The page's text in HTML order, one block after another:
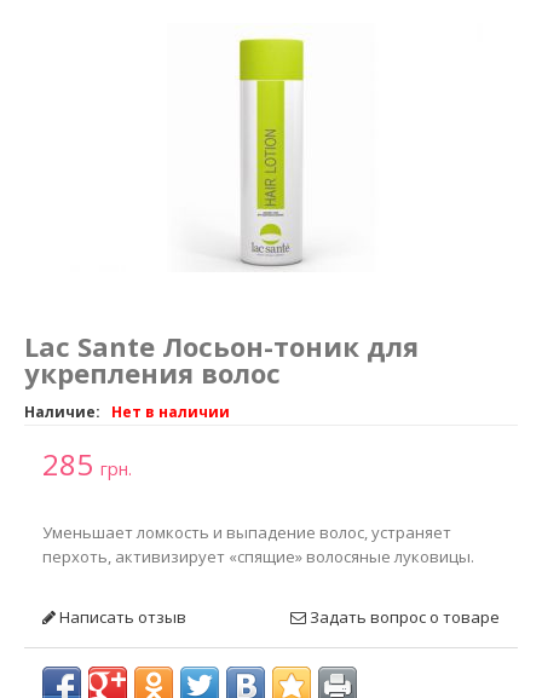
Lac Sante Лосьон-тоник для
укрепления волос
Наличие: Нет в наличии
285 грн.
Уменьшает ломкость и выпадение волос, устраняет
перхоть, активизирует «спящие» волосяные луковицы.
Написать отзыв Задать вопрос о товаре